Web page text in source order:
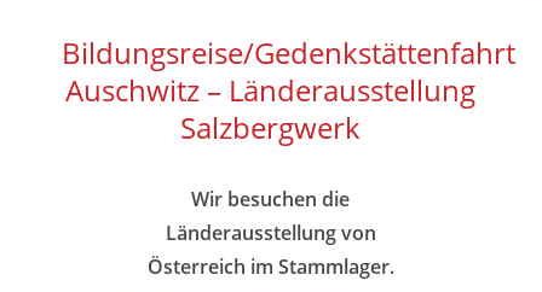
Bildungsreise/Gedenkstättenfahrt
Auschwitz – Länderausstellung
Salzbergwerk
Wir besuchen die
Länderausstellung von
Österreich im Stammlager.